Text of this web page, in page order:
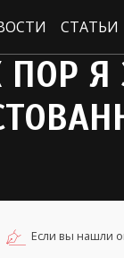
СТАТЬИ
ПОР
Если вы нашли